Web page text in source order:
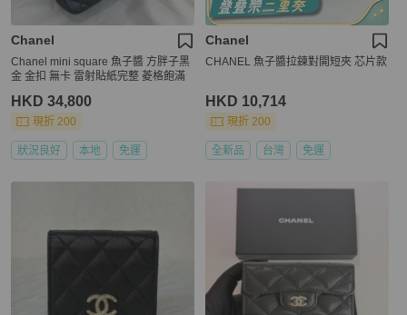
Chanel
Chanel mini square 魚子醬 方胖子黑
金 金扣 無卡 雷射貼紙完整 菱格飽滿
HKD 34,800
現折 200
狀況良好 本地 免運
Chanel
CHANEL 魚子醬拉鍊對開短夾 芯片款
HKD 10,714
現折 200
全新品 台灣 免運